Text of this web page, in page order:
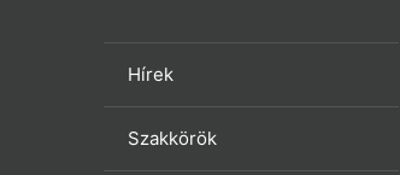
Hírek
Szakkörök